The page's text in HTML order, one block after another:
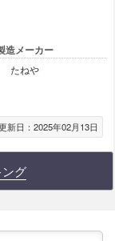
造メーカー
たねや
新日：2025年02月13日
グ